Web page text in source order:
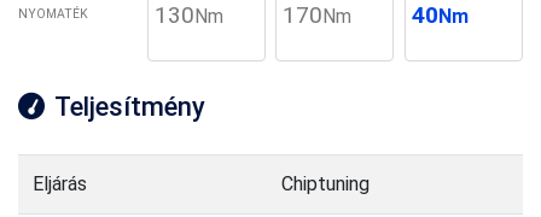
NYOMATÉK 130Nm 170Nm 40Nm
Teljesítmény
Eljárás Chiptuning